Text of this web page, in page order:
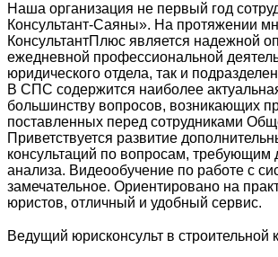
Наша организация не первый год
Консультант-Саяны». На протяжении
КонсультантПлюс является надежной
ежедневной профессиональной
юридического отдела, так и
В СПС содержится наиболее
большинству вопросов, возникающих
поставленных перед сотрудниками
Приветствуется развитие
консультаций по вопросам, требующим
анализа. Видеообучение по работе с
замечательное. Ориентировано на
юристов, отличный и удобный сервис.
Ведущий юрисконсульт в строительной